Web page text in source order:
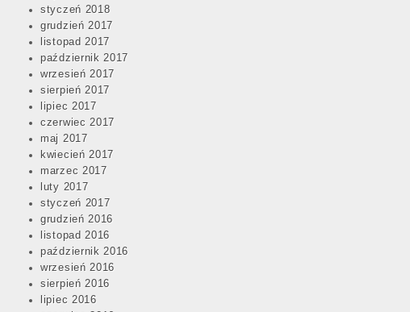
styczeń 2018
grudzień 2017
listopad 2017
październik 2017
wrzesień 2017
sierpień 2017
lipiec 2017
czerwiec 2017
maj 2017
kwiecień 2017
marzec 2017
luty 2017
styczeń 2017
grudzień 2016
listopad 2016
październik 2016
wrzesień 2016
sierpień 2016
lipiec 2016